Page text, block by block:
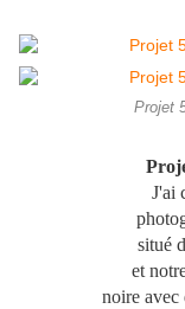
Projet
J'ai
situé
et
noire avec